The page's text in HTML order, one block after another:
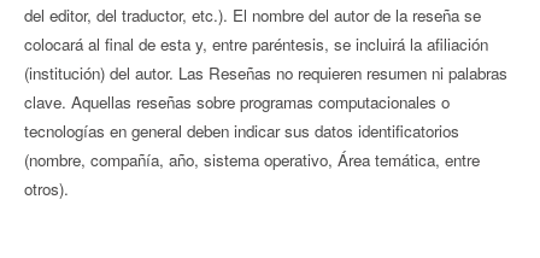
del editor, del traductor, etc.). El nombre del autor de la reseña se
colocará al final de esta y, entre paréntesis, se incluirá la afiliación
(institución) del autor. Las Reseñas no requieren resumen ni palabras
clave. Aquellas reseñas sobre programas computacionales o
tecnologías en general deben indicar sus datos identificatorios
(nombre, compañía, año, sistema operativo, Área temática, entre
otros).